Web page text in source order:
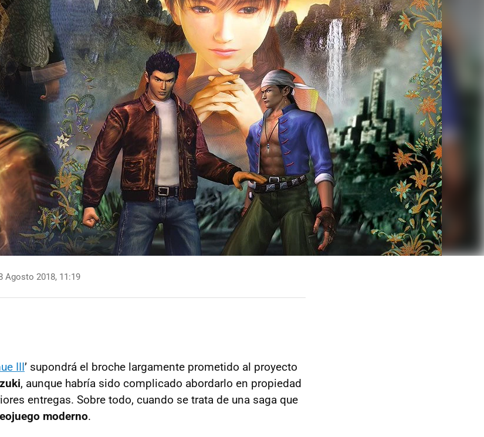
Agosto 2018, 11:19
III’ supondrá el broche largamente prometido al proyecto
, aunque habría sido complicado abordarlo en propiedad
entregas. Sobre todo, cuando se trata de una saga que
moderno.